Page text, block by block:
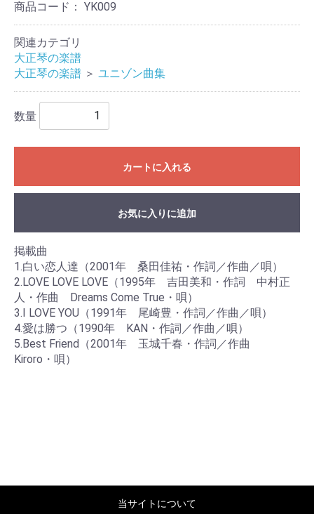
商品コード： YK009
関連カテゴリ
大正琴の楽譜
大正琴の楽譜 ＞ ユニゾン曲集
数量
カートに入れる
お気に入りに追加
掲載曲
1.白い恋人達（2001年 桑田佳祐・作詞／作曲／唄）
2.LOVE LOVE LOVE（1995年 吉田美和・作詞 中村正
人・作曲 Dreams Come True・唄）
3.I LOVE YOU（1991年 尾崎豊・作詞／作曲／唄）
4.愛は勝つ（1990年 KAN・作詞／作曲／唄）
5.Best Friend（2001年 玉城千春・作詞／作曲
Kiroro・唄）
当サイトについて